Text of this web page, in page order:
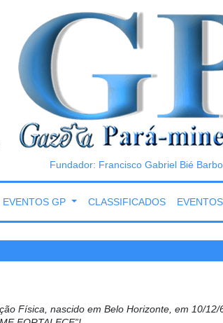
Fundador: Francisco Gabriel Bié
EVENTOS GP CLASSIFICADOS
Física, nascido em Belo Horizonte, em 10/